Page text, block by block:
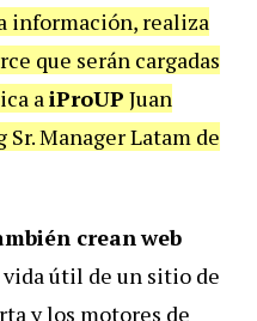
información, realiza
que serán cargadas
aiProUP Juan
Manager Latam de
creanweb
vida útil de un sitio de
y los motores de